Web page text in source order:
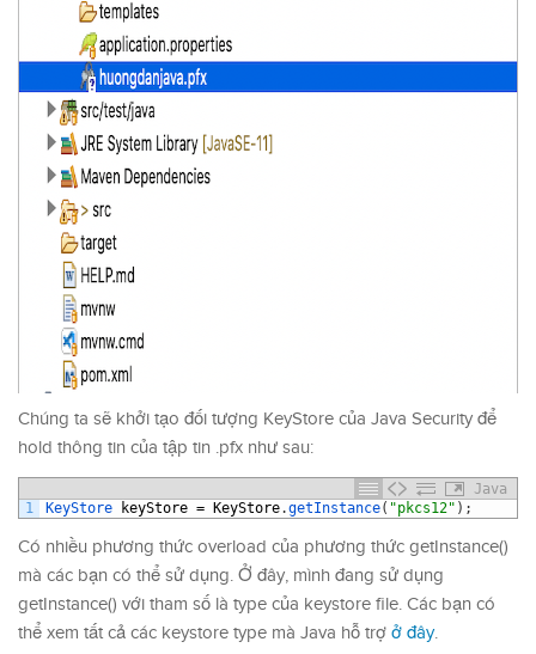
Chúng ta sẽ khởi tạo đối tượng KeyStore của Java Security để
hold thông tin của tập tin .pfx như sau:
Java
1
KeyStore keyStore = KeyStore.getInstance( "pkcs12" ) ;
Có nhiều phương thức overload của phương thức getInstance()
mà các bạn có thể sử dụng. Ở đây, mình đang sử dụng
getInstance() với tham số là type của keystore file. Các bạn có
thể xem tất cả các keystore type mà Java hỗ trợ ở đây.